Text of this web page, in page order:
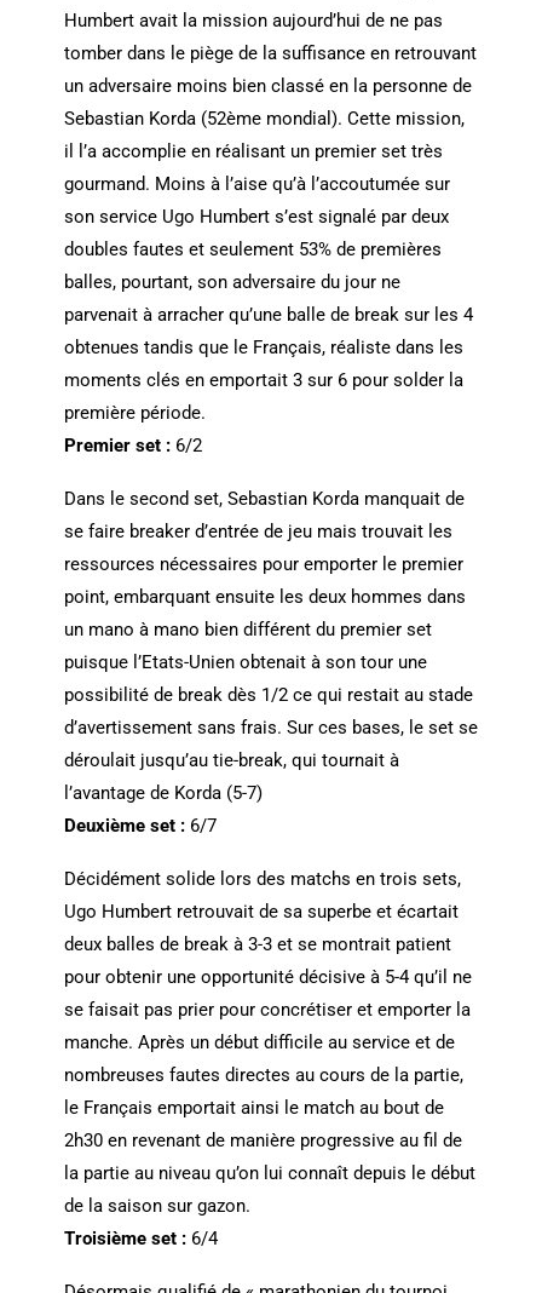
Humbert avait la mission aujourd’hui de ne pas
tomber dans le piège de la suffisance en retrouvant
un adversaire moins bien classé en la personne de
Sebastian Korda (52ème mondial). Cette mission,
il l’a accomplie en réalisant un premier set très
gourmand. Moins à l’aise qu’à l’accoutumée sur
son service Ugo Humbert s’est signalé par deux
doubles fautes et seulement 53% de premières
balles, pourtant, son adversaire du jour ne
parvenait à arracher qu’une balle de break sur les 4
obtenues tandis que le Français, réaliste dans les
moments clés en emportait 3 sur 6 pour solder la
première période.
Premier set :6/2
Dans le second set, Sebastian Korda manquait de
se faire breaker d’entrée de jeu mais trouvait les
ressources nécessaires pour emporter le premier
point, embarquant ensuite les deux hommes dans
un mano à mano bien différent du premier set
puisque l’Etats-Unien obtenait à son tour une
possibilité de break dès 1/2 ce qui restait au stade
d’avertissement sans frais. Sur ces bases, le set se
déroulait jusqu’au tie-break, qui tournait à
l’avantage de Korda (5-7)
Deuxième set :6/7
Décidément solide lors des matchs en trois sets,
Ugo Humbert retrouvait de sa superbe et écartait
deux balles de break à 3-3 et se montrait patient
pour obtenir une opportunité décisive à 5-4 qu’il ne
se faisait pas prier pour concrétiser et emporter la
manche. Après un début difficile au service et de
nombreuses fautes directes au cours de la partie,
le Français emportait ainsi le match au bout de
2h30 en revenant de manière progressive au fil de
la partie au niveau qu’on lui connaît depuis le début
de la saison sur gazon.
Troisième set :6/4